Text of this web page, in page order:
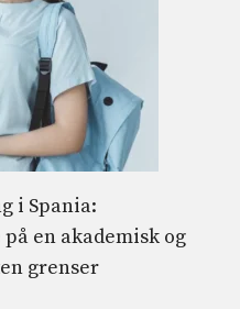
i Spania:
en akademisk og
grenser